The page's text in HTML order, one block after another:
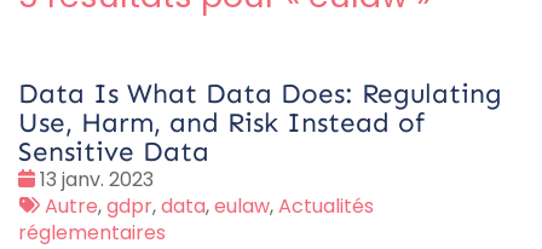
Data Is What Data Does: Regulating
Use, Harm, and Risk Instead of
Sensitive Data
Date
:
13 janv. 2023
Tags
:
Autre,gdpr,data,eulaw,Actualités
réglementaires